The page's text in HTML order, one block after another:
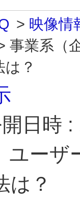
> 映像情
事業系（
？
日時
ユーザ
は？